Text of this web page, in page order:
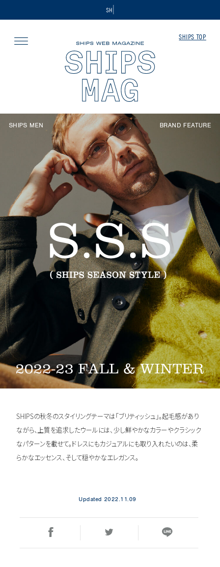
SHIPSが発信するファッ
SHIPS TOP
SHIPS MEN BRAND FEATURE
SHIPSの秋冬のスタイリングテーマは「ブリティッシュ」。起毛感があり
ながら、上質を追求したウールには、少し鮮やかなカラーやクラシック
なパターンを載せて。ドレスにもカジュアルにも取り入れたいのは、柔
らかなエッセンス、そして穏やかなエレガンス。
Updated 2022.11.09
SHIPS TOP
GENDER
WOMEN
KIDS
SERIES
SHOPPING ADDICT by SHIPS
PRESS
FOR MEN AND WOMEN
SHIPS のマイ・スタンダード
銀座紳士のマイルール
FOR MEN
FOR KIDS
彼女たちのTIPS!
FOR WOMEN